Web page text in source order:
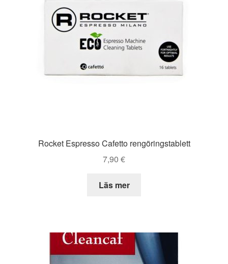
Rocket Espresso Cafetto rengöringstablett
7,90 €
Läs mer